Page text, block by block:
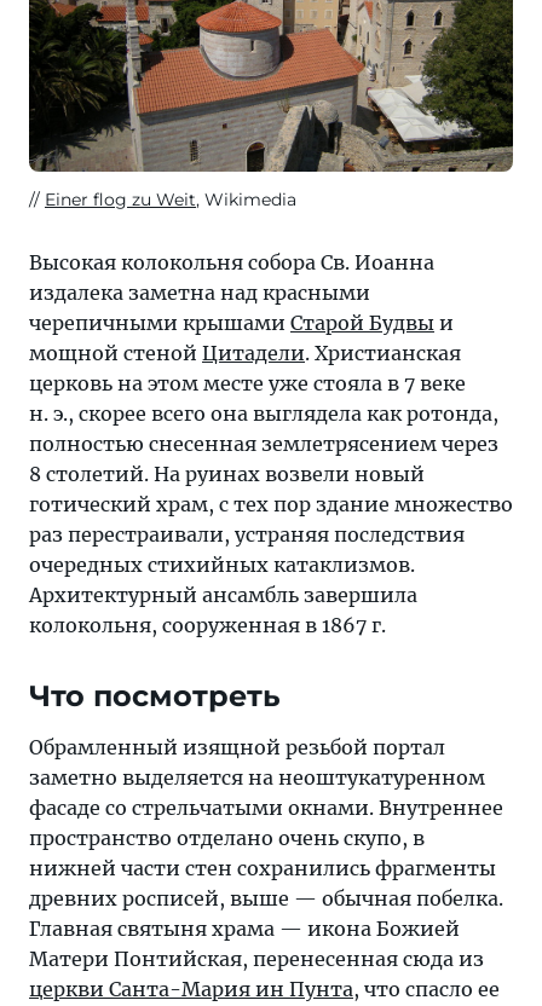
Einer flog zu Weit, Wikimedia
Высокая колокольня собора Св. Иоанна
издалека заметна над красными
черепичными крышами Старой Будвы и
мощной стеной Цитадели. Христианская
церковь на этом месте уже стояла в 7 веке
н. э., скорее всего она выглядела как ротонда,
полностью снесенная землетрясением через
8 столетий. На руинах возвели новый
готический храм, с тех пор здание множество
раз перестраивали, устраняя последствия
очередных стихийных катаклизмов.
Архитектурный ансамбль завершила
колокольня, сооруженная в 1867 г.
Что посмотреть
Обрамленный изящной резьбой портал
заметно выделяется на неоштукатуренном
фасаде со стрельчатыми окнами. Внутреннее
пространство отделано очень скупо, в
нижней части стен сохранились фрагменты
древних росписей, выше — обычная побелка.
Главная святыня храма — икона Божией
Матери Понтийская, перенесенная сюда из
церкви Санта-Мария ин Пунта, что спасло ее